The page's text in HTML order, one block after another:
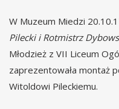
W Muzeum Miedzi
Pilecki i Rotmistrz
Młodzież z VII Liceum
zaprezentowała montaż
Witoldowi Pileckiemu.